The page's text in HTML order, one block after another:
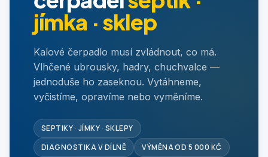
jímka · sklep
Kalové čerpadlo musí zvládnout, co má.
Vlhčené ubrousky, hadry, chuchvalce —
jednoduše ho zaseknou. Vytáhneme,
vyčistíme, opravíme nebo vyměníme.
SEPTIKY · JÍMKY · SKLEPY
DIAGNOSTIKA V DÍLNĚ
VÝMĚNA OD 5 000 KČ